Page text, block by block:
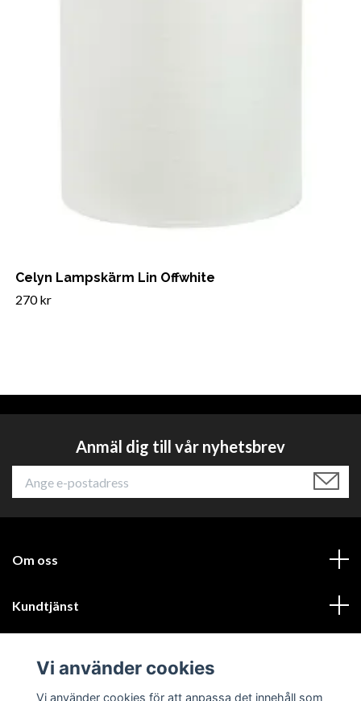
Celyn Lampskärm Lin Offwhite
270 kr
Anmäl dig till vår nyhetsbrev
Om oss
Kundtjänst
Sociala medier
Vi använder cookies
Vi använder cookies för att anpassa det innehåll som